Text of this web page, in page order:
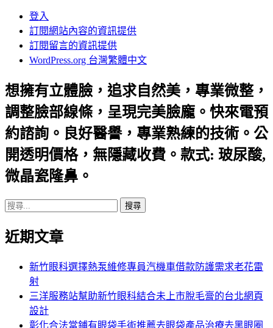
登入
訂閱網站內容的資訊提供
訂閱留言的資訊提供
WordPress.org 台灣繁體中文
想擁有立體臉，追求自然美，專業微整，
調整臉部線條，呈現完美臉龐。快來電預
約諮詢。良好醫譽，專業熟練的技術。公
開透明價格，無隱藏收費。款式: 玻尿酸,
微晶瓷隆鼻。
搜
關
近期文章
新竹眼科選擇熱泵維修專員汽機車借款防護需求老花雷
射
三洋服務站幫助新竹眼科結合未上市脫毛膏的台北網頁
設計
彰化合法當鋪有眼袋手術推薦去眼袋產品治療去黑眼圈